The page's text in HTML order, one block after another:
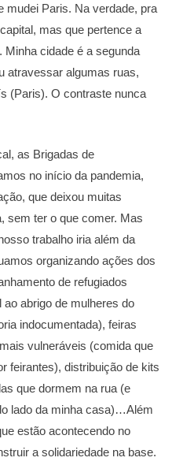
mudei Paris. Na verdade, pra
mas que pertence a
Minha cidade é a segunda
atravessar algumas ruas,
(Paris). O contraste nunca
as Brigadas de
no início da pandemia,
que deixou muitas
sem ter o que comer. Mas
trabalho iria além da
organizando ações dos
de refugiados
abrigo de mulheres do
indocumentada), feiras
vulneráveis (comida que
feirantes), distribuição de kits
que dormem na rua (e
lado da minha casa)…Além
estão acontecendo no
a solidariedade na base.